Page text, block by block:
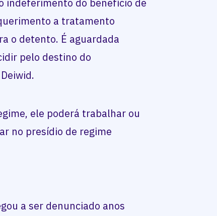
a tratamento
o detento. É aguardada
pelo destino do
ele poderá trabalhar ou
no presídio de regime
a ser denunciado anos